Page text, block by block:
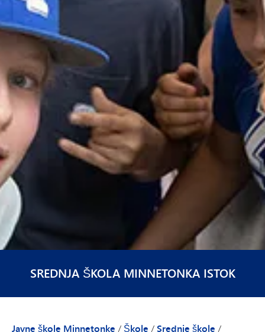
SREDNJA ŠKOLA MINNETONKA ISTOK
Javne škole Minnetonke / Škole /Srednje škole /